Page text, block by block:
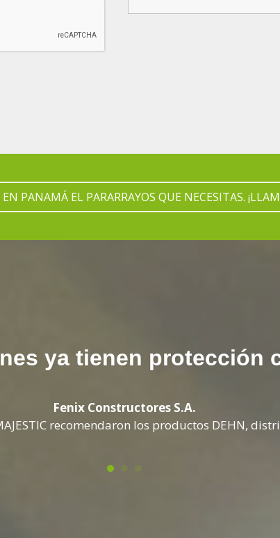
PANAMÁ EL PARARRAYOS QUE NECESITAS.
ya tienen protección
Fenix Constructores S.A.
recomendaron los productos DEHN,